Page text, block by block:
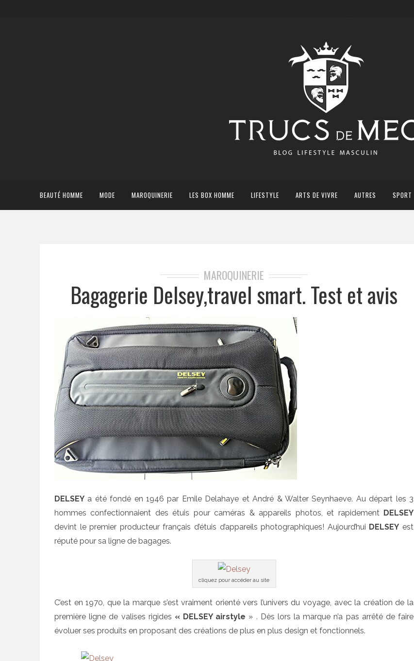
BEAUTÉ HOMME MODE MAROQUINERIE LES BOX HOMME LIFESTYLE ARTS DE VIVRE AUTRES SPORT
MAROQUINERIE
Bagagerie Delsey,travel smart. Test et avis
DELSEY a été fondé en 1946 par Emile Delahaye et André & Walter Seynhaeve. Au départ les 3
hommes confectionnaient des étuis pour caméras & appareils photos, et rapidement DELSEY
devint le premier producteur français d’étuis d’appareils photographiques! Aujourd’hui DELSEY est
réputé pour sa ligne de bagages.
cliquez pour accéder au site
C’est en 1970, que la marque s’est vraiment orienté vers l’univers du voyage, avec la création de la
première ligne de valises rigides « DELSEY airstyle » . Dès lors la marque n’a pas arrêté de faire
évoluer ses produits en proposant des créations de plus en plus design et fonctionnels.